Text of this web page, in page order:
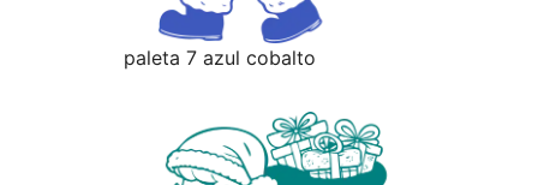
paleta 7 azul cobalto